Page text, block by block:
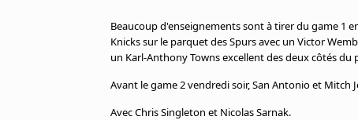
Protection des données
Paramétrer mon consentement
Beaucoup d'enseignements sont à tirer du game 1
Knicks sur le parquet des Spurs avec un Victor
un Karl-Anthony Towns excellent des deux côtés du
Avant le game 2 vendredi soir, San Antonio et Mitch
Avec Chris Singleton et Nicolas Sarnak.